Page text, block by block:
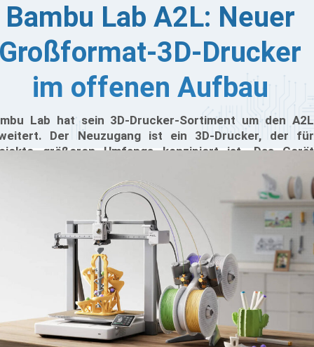
Bambu Lab A2L: Neuer
3D-Drucker
im offenen Aufbau
Lab hat sein 3D-Drucker-Sortiment um den A2L
Der Neuzugang ist ein 3D-Drucker, der für
größeren Umfangs konzipiert ist. Das Gerät
sich auch voluminöse Modelle ohne Aufteilung